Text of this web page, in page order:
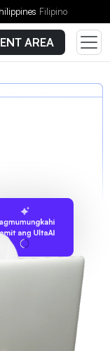
Filipino
AREA
ang UltaAI